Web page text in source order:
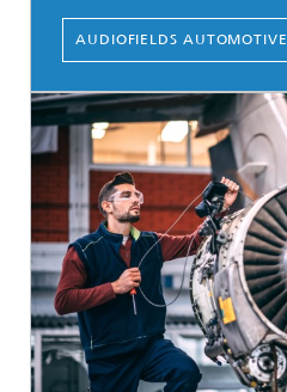
AUDIOFIELDS AUTOMOTIVE